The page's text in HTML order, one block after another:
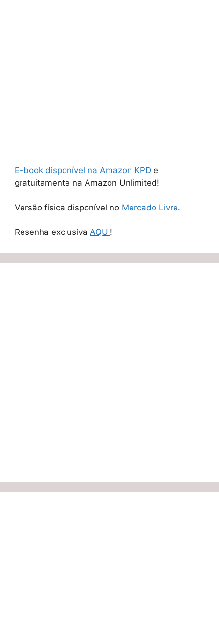
E-book disponível na Amazon KPD e
gratuitamente na Amazon Unlimited!
Versão física disponível no Mercado Livre.
Resenha exclusiva AQUI!